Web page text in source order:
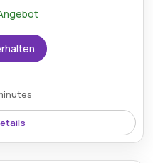
erhalten, wenn sie
für ausgewählte